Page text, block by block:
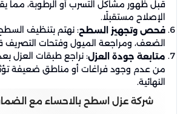
قبل ظهور مشاكل التسرب أو الرطوبة، مما
الإصلاح مستقبلًا.
فحص وتجهيز السطح: نهتم بتنظيف
الضعف، ومراجعة الميول وفتحات التصريف
متابعة جودة العزل: نراجع طبقات العزل
من عدم وجود فراغات أو مناطق ضعيفة
النهائية.
شركة عزل اسطح بالاحساء مع